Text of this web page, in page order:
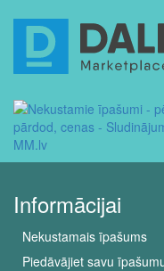
Informācijai
Nekustamais īpašums
Piedāvājiet savu